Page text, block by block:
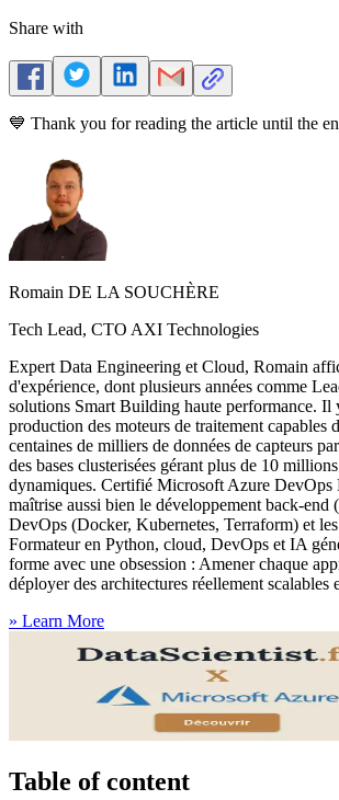
Share with
💙 Thank you for reading the article until the
Romain DE LA SOUCHÈRE
Tech Lead, CTO AXI Technologies
Expert Data Engineering et Cloud, Romain
d'expérience, dont plusieurs années comme
solutions Smart Building haute performance. Il
production des moteurs de traitement capables
centaines de milliers de données de capteurs
des bases clusterisées gérant plus de 10
dynamiques. Certifié Microsoft Azure DevOps
maîtrise aussi bien le développement back-end
DevOps (Docker, Kubernetes, Terraform) et
Formateur en Python, cloud, DevOps et IA
forme avec une obsession : Amener chaque
déployer des architectures réellement scalables
» Learn More
Table of content